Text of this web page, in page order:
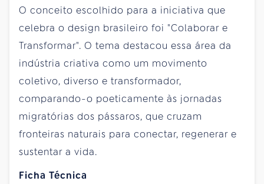
O conceito escolhido para a iniciativa que
celebra o design brasileiro foi "Colaborar e
Transformar". O tema destacou essa área da
indústria criativa como um movimento
coletivo, diverso e transformador,
comparando-o poeticamente às jornadas
migratórias dos pássaros, que cruzam
fronteiras naturais para conectar, regenerar e
sustentar a vida.
Ficha Técnica